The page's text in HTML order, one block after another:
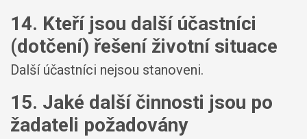
14. Kteří jsou další účastníci
(dotčení) řešení životní situace
Další účastníci nejsou stanoveni.
15. Jaké další činnosti jsou po
žadateli požadovány